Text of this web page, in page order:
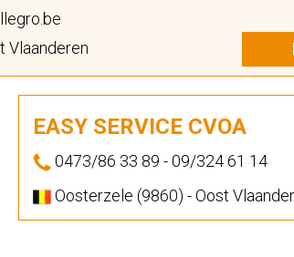
Vlaanderen
EASY SERVICE CVOA
0473/86 33 89 - 09/324 61 14
Oosterzele (9860) - Oost